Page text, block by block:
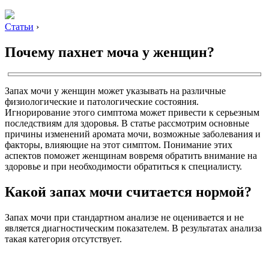
Статьи ›
Почему пахнет моча у женщин?
Запах мочи у женщин может указывать на различные
физиологические и патологические состояния.
Игнорирование этого симптома может привести к серьезным
последствиям для здоровья. В статье рассмотрим основные
причины изменений аромата мочи, возможные заболевания и
факторы, влияющие на этот симптом. Понимание этих
аспектов поможет женщинам вовремя обратить внимание на
здоровье и при необходимости обратиться к специалисту.
Какой запах мочи считается нормой?
Запах мочи при стандартном анализе не оценивается и не
является диагностическим показателем. В результатах анализа
такая категория отсутствует.